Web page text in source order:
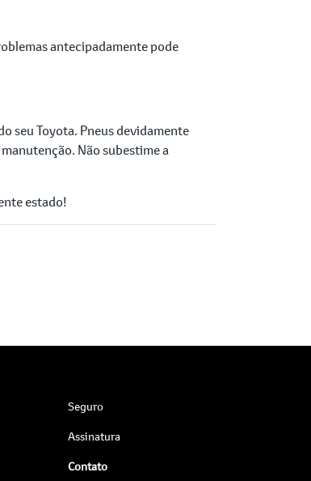
antecipadamente pode
seu Toyota. Pneus devidamente
Não subestime a
estado!
Seguro
Assinatura
Contato